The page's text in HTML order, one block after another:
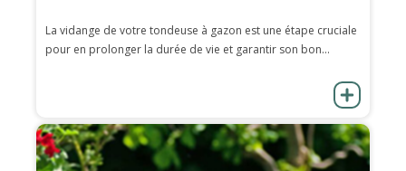
La vidange de votre tondeuse à gazon est une étape cruciale
pour en prolonger la durée de vie et garantir son bon...